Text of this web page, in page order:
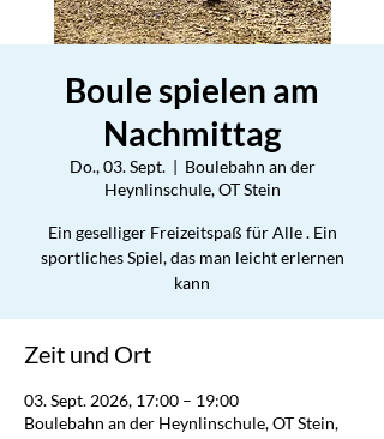
Boule spielen am
Nachmittag
Do., 03. Sept.
  |
Boulebahn an der
Heynlinschule, OT Stein
Ein geselliger Freizeitspaß für Alle . Ein
sportliches Spiel, das man leicht erlernen
kann
Zeit und Ort
03. Sept. 2026, 17:00 – 19:00
Boulebahn an der Heynlinschule, OT Stein,